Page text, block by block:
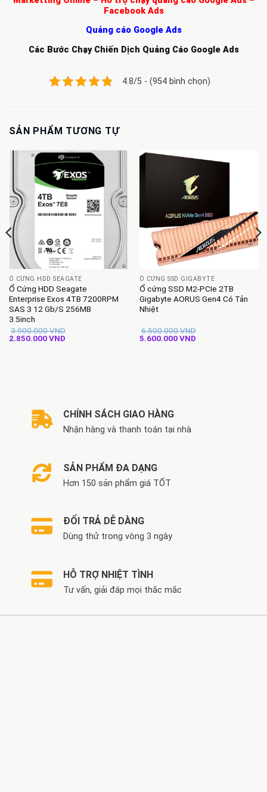
Facebook Ads
Quảng cáo Google Ads
Các Bước Chạy Chiến Dịch Quảng Cáo Google Ads
4.8/5 - (954 bình chọn)
SẢN PHẨM TƯƠNG TỰ
Ổ CỨNG HDD SEAGATE
Ổ Cứng HDD Seagate
Enterprise Exos 4TB 7200RPM
SAS 3 12 Gb/S 256MB
3.5inch
3.900.000VND
Giá
2.850.000VNDGiá
Ổ CỨNG SSD GIGABYTE
Ổ cứng SSD M2-PCIe 2TB
Gigabyte AORUS Gen4 Có Tản
Nhiệt
6.500.000VND
Giá
5.600.000VNDGiá
CHÍNH SÁCH GIAO HÀNG
Nhận hàng và thanh toán tại nhà
SẢN PHẨM ĐA DẠNG
Hơn 150 sản phẩm giá TỐT
ĐỔI TRẢ DỄ DÀNG
Dùng thử trong vòng 3 ngày
HỖ TRỢ NHIỆT TÌNH
Tư vấn, giải đáp mọi thắc mắc